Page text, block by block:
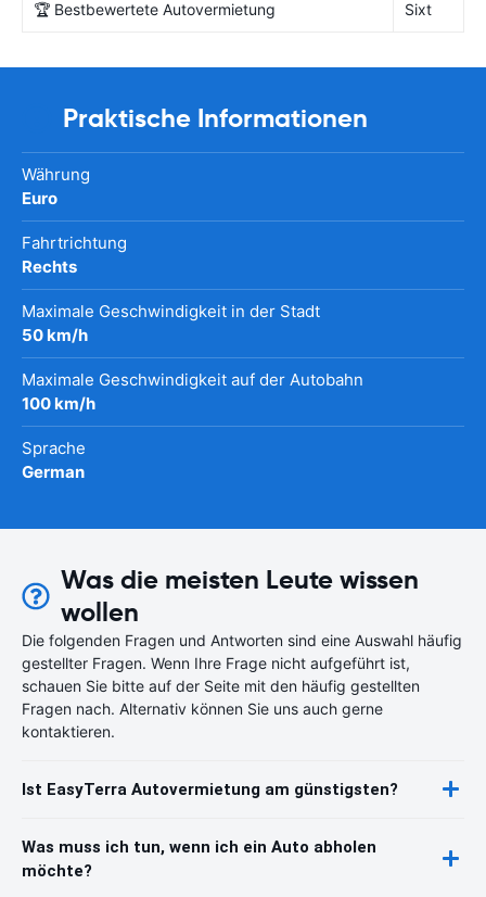
🏆 Bestbewertete Autovermietung Sixt
Praktische Informationen
Währung
Euro
Fahrtrichtung
Rechts
Maximale Geschwindigkeit in der Stadt
50 km/h
Maximale Geschwindigkeit auf der Autobahn
100 km/h
Sprache
German
Was die meisten Leute wissen
wollen
Die folgenden Fragen und Antworten sind eine Auswahl häufig
gestellter Fragen. Wenn Ihre Frage nicht aufgeführt ist,
schauen Sie bitte auf der Seite mit den häufig gestellten
Fragen nach. Alternativ können Sie uns auch gerne
kontaktieren.
Ist EasyTerra Autovermietung am günstigsten?
Was muss ich tun, wenn ich ein Auto abholen
möchte?